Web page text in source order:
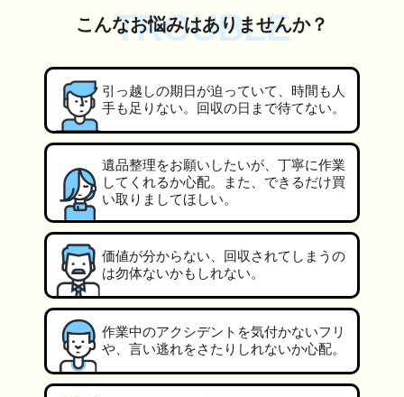
TROUBLE
こんなお悩みはありませんか？
引っ越しの期日が迫っていて、時間も人
手も足りない。回収の日まで待てない。
遺品整理をお願いしたいが、丁寧に作業
してくれるか心配。また、できるだけ買
い取りましてほしい。
価値が分からない、回収されてしまうの
は勿体ないかもしれない。
作業中のアクシデントを気付かないフリ
や、言い逃れをさたりしれないか心配。